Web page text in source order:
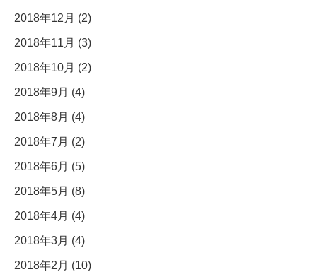
2018年12月 (2)
2018年11月 (3)
2018年10月 (2)
2018年9月 (4)
2018年8月 (4)
2018年7月 (2)
2018年6月 (5)
2018年5月 (8)
2018年4月 (4)
2018年3月 (4)
2018年2月 (10)